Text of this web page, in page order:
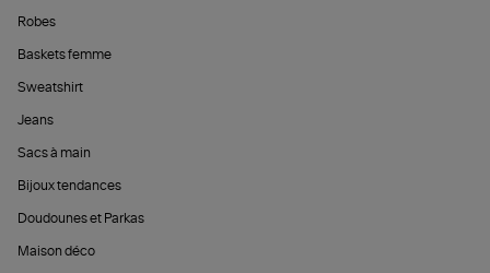
Robes
Baskets femme
Sweatshirt
Jeans
Sacs à main
Bijoux tendances
Doudounes et Parkas
Maison déco